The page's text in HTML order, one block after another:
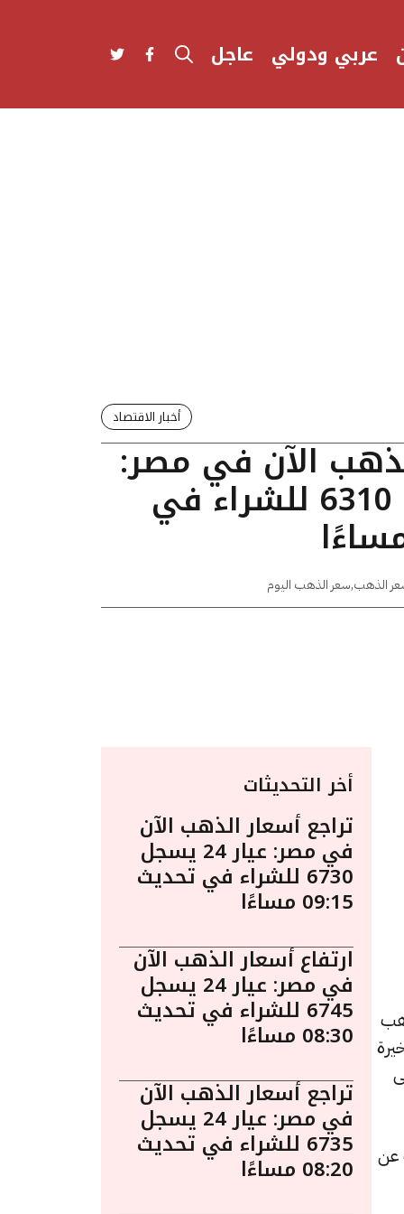
عربي ودولي عاجل
أخبار الاقتصاد
الآن في مصر:
عيار 24 يسجل 6310 للشراء في
الذهب,سعر الذهب اليوم
يُعد الذهب
قيمته 15 جنيهات عن
أخر التحديثات
تراجع أسعار الذهب الآن
في مصر: عيار 24 يسجل
6730 للشراء في تحديث
09:15 مساءًا
ارتفاع أسعار الذهب الآن
في مصر: عيار 24 يسجل
6745 للشراء في تحديث
08:30 مساءًا
تراجع أسعار الذهب الآن
في مصر: عيار 24 يسجل
6735 للشراء في تحديث
08:20 مساءًا